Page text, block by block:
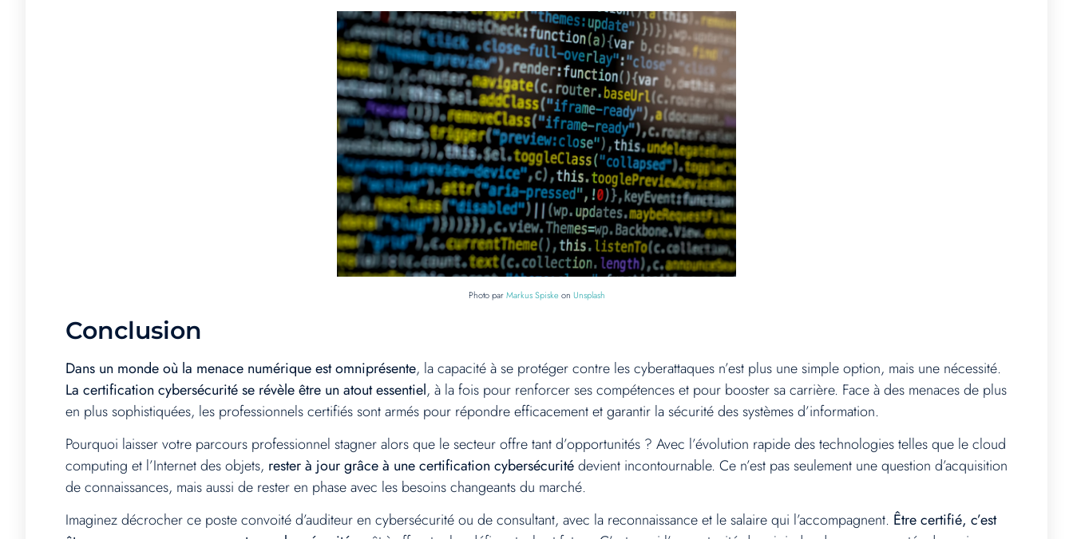
Photo parMarkus Spiske on Unsplash
Conclusion
Dans un monde où la menace numérique est omniprésente, la capacité à se protéger contre les cyberattaques n’est plus une simple option, mais une nécessité.
La certification cybersécurité se révèle être un atout essentiel, à la fois pour renforcer ses compétences et pour booster sa carrière. Face à des menaces de plus
en plus sophistiquées, les professionnels certifiés sont armés pour répondre efficacement et garantir la sécurité des systèmes d’information.
Pourquoi laisser votre parcours professionnel stagner alors que le secteur offre tant d’opportunités ? Avec l’évolution rapide des technologies telles que le cloud
computing et l’Internet des objets, rester à jour grâce à une certification cybersécuritédevient incontournable. Ce n’est pas seulement une question d’acquisition
de connaissances, mais aussi de rester en phase avec les besoins changeants du marché.
Imaginez décrocher ce poste convoité d’auditeur en cybersécurité ou de consultant, avec la reconnaissance et le salaire qui l’accompagnent. Être certifié, c’est